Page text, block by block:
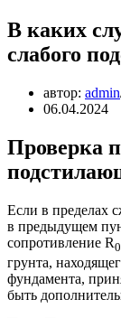
В каких
слабого
автор: admin
06.04.2024
Проверка
Если в пределах
в предыдущем
сопротивление R0
грунта,
фундамента,
быть